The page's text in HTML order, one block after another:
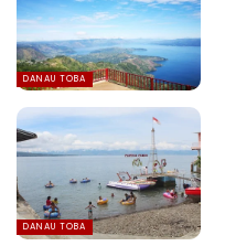
DANAU TOBA
DANAU TOBA